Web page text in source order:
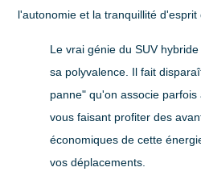
l'autonomie et la tranquillité d'esprit
Le vrai génie du SUV
sa polyvalence. Il fait
panne" qu'on associe
vous faisant profiter des
économiques de cette
vos déplacements.